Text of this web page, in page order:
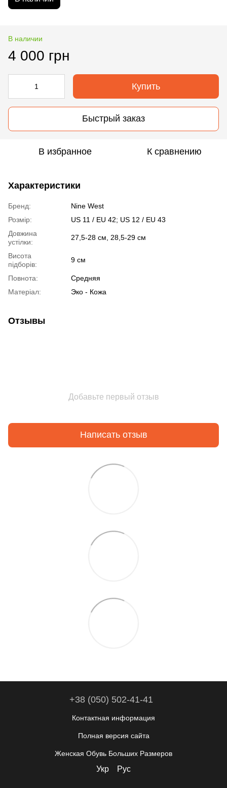
В наличии
4 000 грн
Купить
Быстрый заказ
В избранное К сравнению
Характеристики
Бренд:
Nine West
Розмір:
US 11 / EU 42; US 12 / EU 43
Довжина
устілки:
27,5-28 см, 28,5-29 см
Висота
підборів:
9 см
Повнота:
Средняя
Матеріал:
Эко - Кожа
Отзывы
Добавьте первый отзыв
Написать отзыв
+38 (050) 502-41-41
Контактная информация
Полная версия сайта
Женская Обувь Больших Размеров
Укр Рус